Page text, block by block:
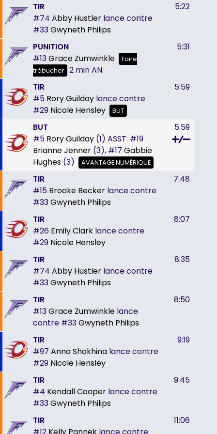
TIR
#74 Abby Hustler lance contre
#33Gwyneth Philips
5:22
PUNITION
#13Grace Zumwinkle
Faire
trébucher 2 minAN
5:31
TIR
#5 Rory Guilday lance contre
#29 Nicole Hensley BUT
5:59
BUT
#5 Rory Guilday (1) ASST: #19
Brianne Jenner (3), #17 Gabbie
Hughes (3) AVANTAGE NUMÉRIQUE
5:59
TIR
#15 Brooke Becker lance contre
#33Gwyneth Philips
7:48
TIR
#26 Emily Clark lance contre
#29 Nicole Hensley
8:07
TIR
#74 Abby Hustler lance contre
#33Gwyneth Philips
8:35
TIR
#13Grace Zumwinkle lance
contre #33Gwyneth Philips
8:50
TIR
#97 Anna Shokhina lance contre
#29 Nicole Hensley
9:19
TIR
#4 Kendall Cooper lance contre
#33Gwyneth Philips
9:45
TIR
#12 Kelly Pannek lance contre
11:06